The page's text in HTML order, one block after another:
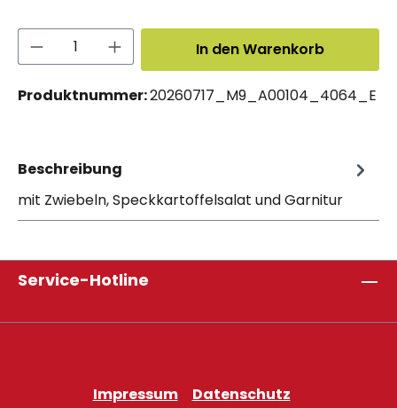
Produkt Anzahl: Gib den
In den Warenkorb
Produktnummer:20260717_M9_A00104_4064_E
Beschreibung
mit Zwiebeln, Speckkartoffelsalat und Garnitur
Service-Hotline
Impressum Datenschutz